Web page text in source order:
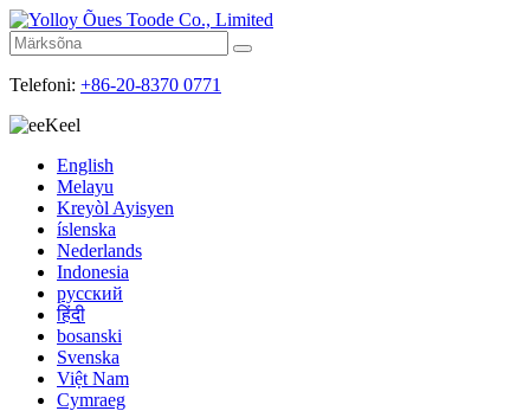
Telefoni: +86-20-8370 0771
Keel
English
Melayu
Kreyòl Ayisyen
íslenska
Nederlands
Indonesia
русский
हिंदी
bosanski
Svenska
Việt Nam
Cymraeg